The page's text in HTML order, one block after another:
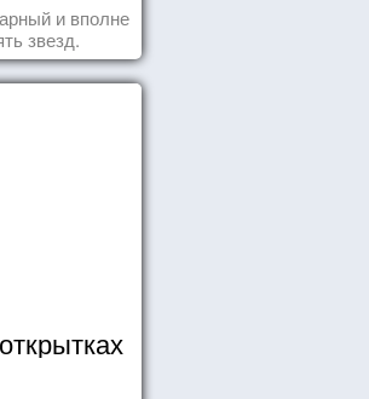
и вполне
звезд.